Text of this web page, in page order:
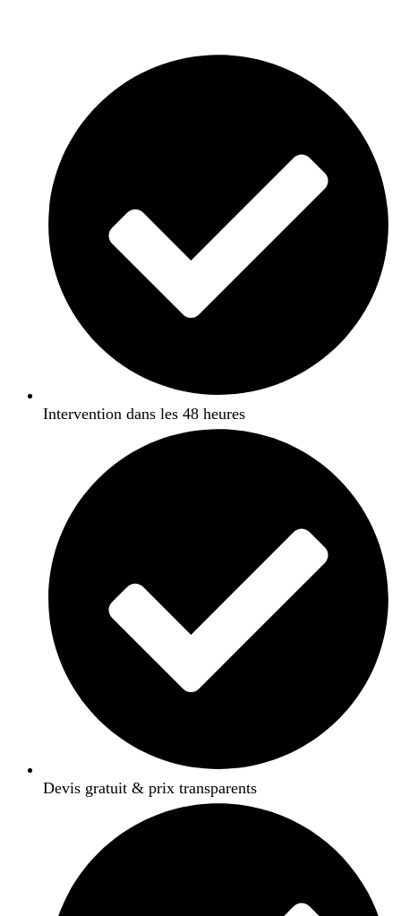
Intervention dans les 48 heures
Devis gratuit & prix transparents